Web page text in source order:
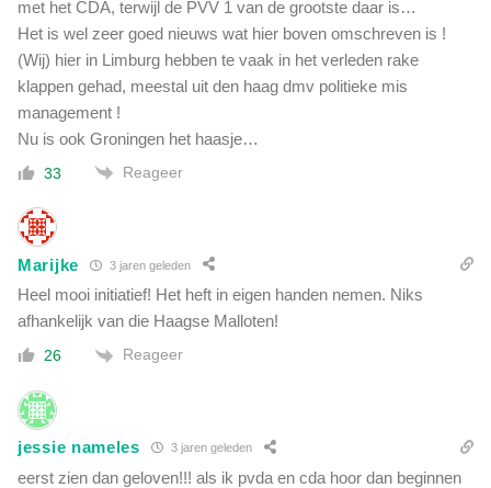
met het CDA, terwijl de PVV 1 van de grootste daar is…
Het is wel zeer goed nieuws wat hier boven omschreven is !
(Wij) hier in Limburg hebben te vaak in het verleden rake
klappen gehad, meestal uit den haag dmv politieke mis
management !
Nu is ook Groningen het haasje…
33 Reageer
Marijke 3 jaren geleden
Heel mooi initiatief! Het heft in eigen handen nemen. Niks
afhankelijk van die Haagse Malloten!
26 Reageer
jessie nameles 3 jaren geleden
eerst zien dan geloven!!! als ik pvda en cda hoor dan beginnen